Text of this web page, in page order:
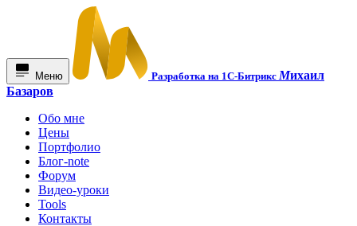
Меню Разработка на 1С-БитриксМихаил
Базаров
Обо мне
Цены
Портфолио
Блог-note
Форум
Видео-уроки
Tools
Контакты